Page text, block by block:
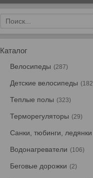
Каталог
Велосипеды 287
Детские велосипеды 182
Теплые полы 323
Терморегуляторы 29
Санки, тюбинги, ледянки
Водонагреватели 106
Беговые дорожки 2